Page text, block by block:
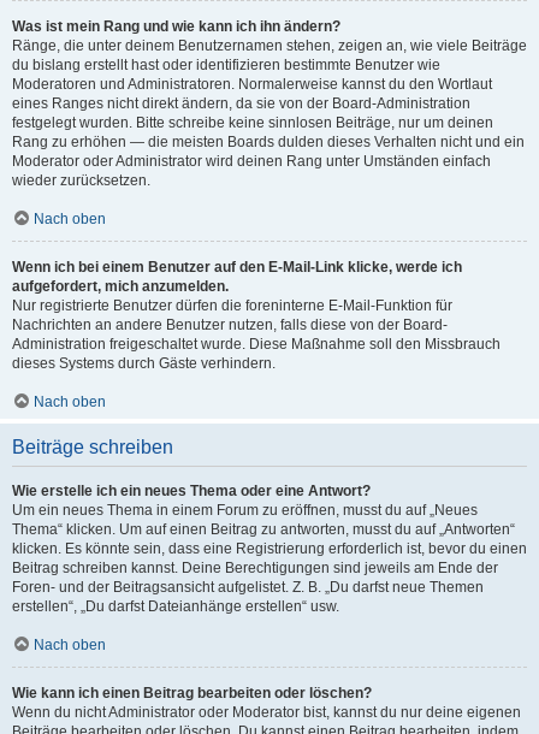
Was ist mein Rang und wie kann ich ihn ändern?
Ränge, die unter deinem Benutzernamen stehen, zeigen an, wie viele Beiträge
du bislang erstellt hast oder identifizieren bestimmte Benutzer wie
Moderatoren und Administratoren. Normalerweise kannst du den Wortlaut
eines Ranges nicht direkt ändern, da sie von der Board-Administration
festgelegt wurden. Bitte schreibe keine sinnlosen Beiträge, nur um deinen
Rang zu erhöhen — die meisten Boards dulden dieses Verhalten nicht und ein
Moderator oder Administrator wird deinen Rang unter Umständen einfach
wieder zurücksetzen.
Nach oben
Wenn ich bei einem Benutzer auf den E-Mail-Link klicke, werde ich
aufgefordert, mich anzumelden.
Nur registrierte Benutzer dürfen die foreninterne E-Mail-Funktion für
Nachrichten an andere Benutzer nutzen, falls diese von der Board-
Administration freigeschaltet wurde. Diese Maßnahme soll den Missbrauch
dieses Systems durch Gäste verhindern.
Nach oben
Beiträge schreiben
Wie erstelle ich ein neues Thema oder eine Antwort?
Um ein neues Thema in einem Forum zu eröffnen, musst du auf „Neues
Thema“ klicken. Um auf einen Beitrag zu antworten, musst du auf „Antworten“
klicken. Es könnte sein, dass eine Registrierung erforderlich ist, bevor du einen
Beitrag schreiben kannst. Deine Berechtigungen sind jeweils am Ende der
Foren- und der Beitragsansicht aufgelistet. Z. B. „Du darfst neue Themen
erstellen“, „Du darfst Dateianhänge erstellen“ usw.
Nach oben
Wie kann ich einen Beitrag bearbeiten oder löschen?
Wenn du nicht Administrator oder Moderator bist, kannst du nur deine eigenen